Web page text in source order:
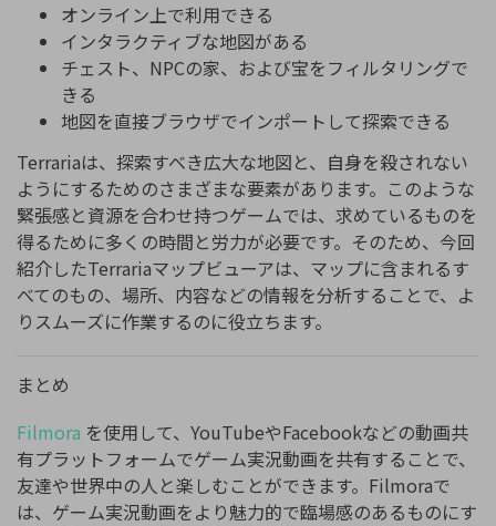
オンライン上で利用できる
インタラクティブな地図がある
チェスト、NPCの家、および宝をフィルタリングで
きる
地図を直接ブラウザでインポートして探索できる
Terrariaは、探索すべき広大な地図と、自身を殺されない
ようにするためのさまざまな要素があります。このような
緊張感と資源を合わせ持つゲームでは、求めているものを
得るために多くの時間と労力が必要です。そのため、今回
紹介したTerrariaマップビューアは、マップに含まれるす
べてのもの、場所、内容などの情報を分析することで、よ
りスムーズに作業するのに役立ちます。
まとめ
Filmora を使用して、YouTubeやFacebookなどの動画共
有プラットフォームでゲーム実況動画を共有することで、
友達や世界中の人と楽しむことができます。Filmoraで
は、ゲーム実況動画をより魅力的で臨場感のあるものにす